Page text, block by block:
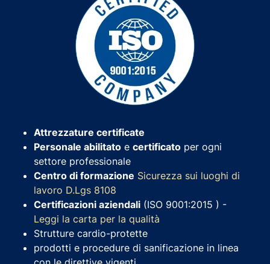
Attrezzature certificate
Personale abilitato e certificato per ogni
settore professionale
Centro di formazione Sicurezza sui luoghi di
lavoro D.Lgs 8108
Certificazioni aziendali (ISO 9001:2015 ) -
Leggi la carta per la qualità
Strutture cardio-protette
prodotti e procedure di sanificazione in linea